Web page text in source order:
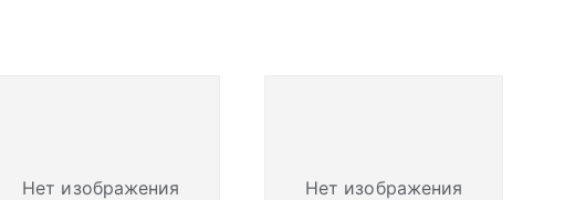
Нет изображения Нет изображения